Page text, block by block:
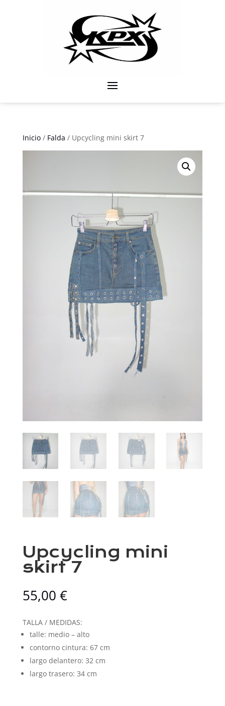
Inicio/ Falda / Upcycling mini skirt 7
Upcycling mini
skirt 7
55,00 €
TALLA / MEDIDAS:
talle: medio – alto
contorno cintura: 67 cm
largo delantero: 32 cm
largo trasero: 34 cm